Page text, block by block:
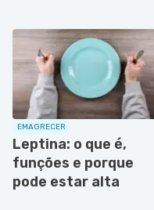
EMAGRECER
Leptina: o que é,
funções e porque
pode estar alta